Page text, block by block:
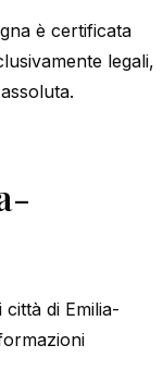
è certificata
legali,
di Emilia-